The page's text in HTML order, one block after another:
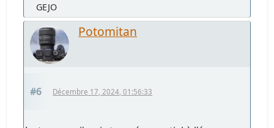
GEJO
Potomitan
#6 Décembre 17, 2024, 01:56:33